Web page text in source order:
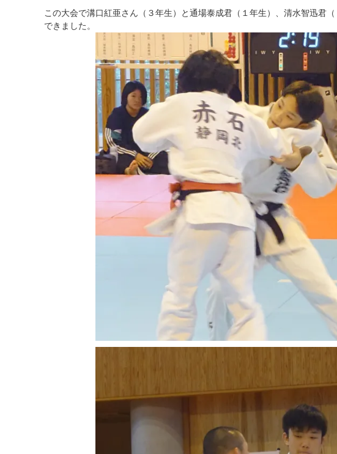
この大会で溝口紅亜さん（３年生）と通場泰成君（１年生）、清水智迅君
できました。